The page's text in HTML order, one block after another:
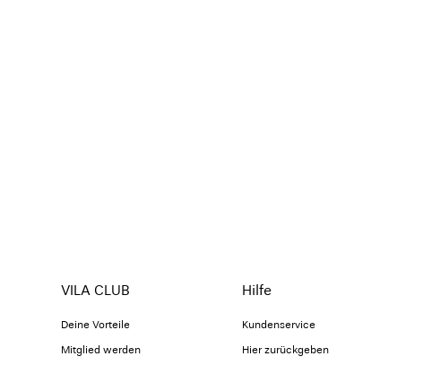
VILA CLUB
Deine Vorteile
Mitglied werden
Hilfe
Kundenservice
Hier zurückgeben